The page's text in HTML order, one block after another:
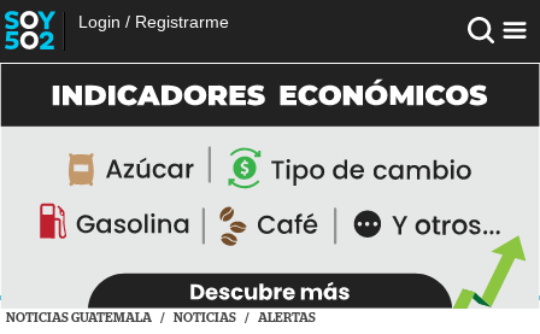
Login / Registrarme
NOTICIAS GUATEMALA / NOTICIAS / ALERTAS